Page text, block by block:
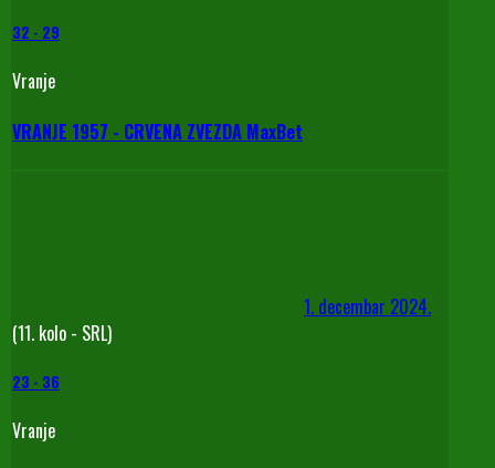
32 - 29
Vranje
VRANJE 1957 - CRVENA ZVEZDA MaxBet
1. decembar 2024.
(11. kolo - SRL)
23 - 36
Vranje